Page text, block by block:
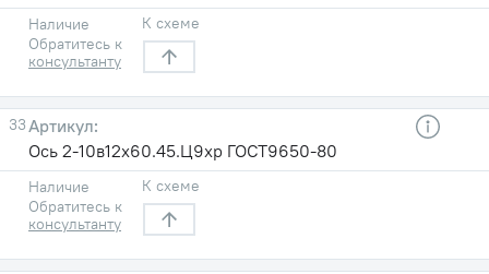
Наличие
Обратитесь к
консультанту
К схеме
33
Ось 2-10в12х60.45.Ц9хр ГОСТ9650-80
Наличие
Обратитесь к
консультанту
К схеме